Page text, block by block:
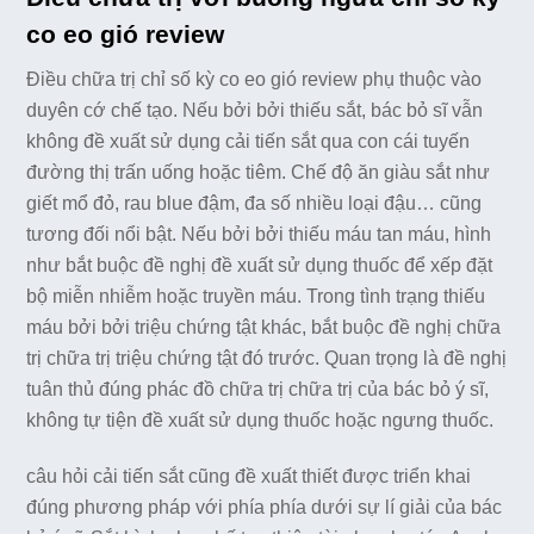
co eo gió review
Điều chữa trị chỉ số kỳ co eo gió review phụ thuộc vào
duyên cớ chế tạo. Nếu bởi bởi thiếu sắt, bác bỏ sĩ vẫn
không đề xuất sử dụng cải tiến sắt qua con cái tuyến
đường thị trấn uống hoặc tiêm. Chế độ ăn giàu sắt như
giết mổ đỏ, rau blue đậm, đa số nhiều loại đậu… cũng
tương đối nổi bật. Nếu bởi bởi thiếu máu tan máu, hình
như bắt buộc đề nghị đề xuất sử dụng thuốc để xếp đặt
bộ miễn nhiễm hoặc truyền máu. Trong tình trạng thiếu
máu bởi bởi triệu chứng tật khác, bắt buộc đề nghị chữa
trị chữa trị triệu chứng tật đó trước. Quan trọng là đề nghị
tuân thủ đúng phác đồ chữa trị chữa trị của bác bỏ ý sĩ,
không tự tiện đề xuất sử dụng thuốc hoặc ngưng thuốc.
câu hỏi cải tiến sắt cũng đề xuất thiết được triển khai
đúng phương pháp với phía phía dưới sự lí giải của bác